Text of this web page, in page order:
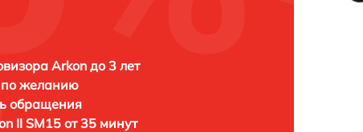
Arkon до 3 лет
по желанию
обращения
II SM15 от 35 минут